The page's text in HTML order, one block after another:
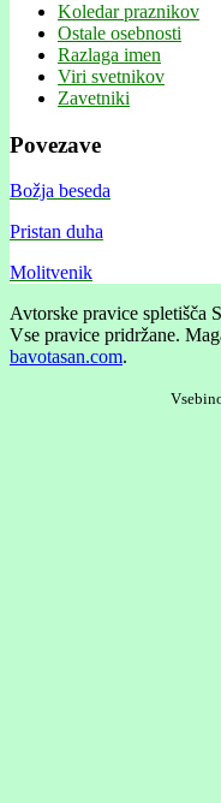
Koledar praznikov
Ostale osebnosti
Razlaga imen
Viri svetnikov
Zavetniki
Povezave
Božja beseda
Pristan duha
Molitvenik
Avtorske pravice spletišča
Vse pravice pridržane.
bavotasan.com.